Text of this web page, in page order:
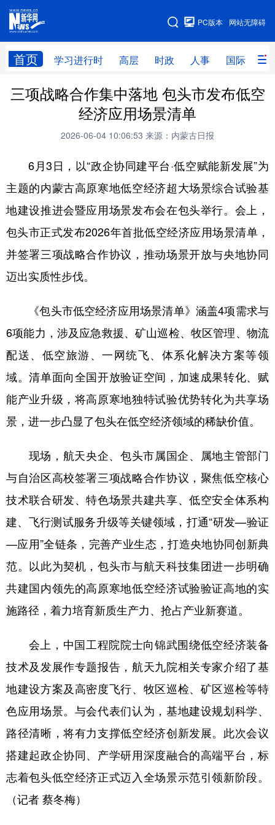
网站无障碍
PC版本
首页 学习进行时 高层 时政 人事 国际 财
网站地图
学习进行时 高层 时政 人事
财经 网评
全球连线
科技 科创 量子 体育
文化 书画 健康 军事
法律 中央文件 金融 汽车
食品
彩票 时尚 悦读
公益 一带一路 亚太网 上市公司
文化产业
地方频道
北京 天津 河北 山西
辽宁 吉林 上海 江苏
浙江 安徽 福建 江西
山东 河南 湖北 湖南
四川 贵州 云南 西藏
多语种频道
English Español Français عربى
Русский язык 日本語 한국어
Deutsch Português
三项战略合作集中落地 包头市发布低空
经济应用场景清单
2026-06-04 10:06:53 来源：内蒙古日报
6月3日，以“政企协同建平台·低空赋能新发展”为
主题的内蒙古高原寒地低空经济超大场景综合试验基
地建设推进会暨应用场景发布会在包头举行。会上，
包头市正式发布2026年首批低空经济应用场景清单，
并签署三项战略合作协议，推动场景开放与央地协同
迈出实质性步伐。
《包头市低空经济应用场景清单》涵盖4项需求与
6项能力，涉及应急救援、矿山巡检、牧区管理、物流
配送、低空旅游、一网统飞、体系化解决方案等领
域。清单面向全国开放验证空间，加速成果转化、赋
能产业升级，将高原寒地独特试验优势转化为共享场
景，进一步凸显了包头在低空经济领域的稀缺价值。
现场，航天央企、包头市属国企、属地主管部门
与自治区高校签署三项战略合作协议，聚焦低空核心
技术联合研发、特色场景共建共享、低空安全体系构
建、飞行测试服务升级等关键领域，打通“研发—验证
—应用”全链条，完善产业生态，打造央地协同创新典
范。以此为契机，包头市与航天科技集团进一步明确
共建国内领先的高原寒地低空经济试验验证高地的实
施路径，着力培育新质生产力、抢占产业新赛道。
会上，中国工程院院士向锦武围绕低空经济装备
技术及发展作专题报告，航天九院相关专家介绍了基
地建设方案及高密度飞行、牧区巡检、矿区巡检等特
色应用场景。与会代表们认为，基地建设规划科学、
路径清晰，将有力支撑低空经济创新发展。此次会议
搭建起政企协同、产学研用深度融合的高端平台，标
志着包头低空经济正式迈入全场景示范引领新阶段。
（记者 蔡冬梅）